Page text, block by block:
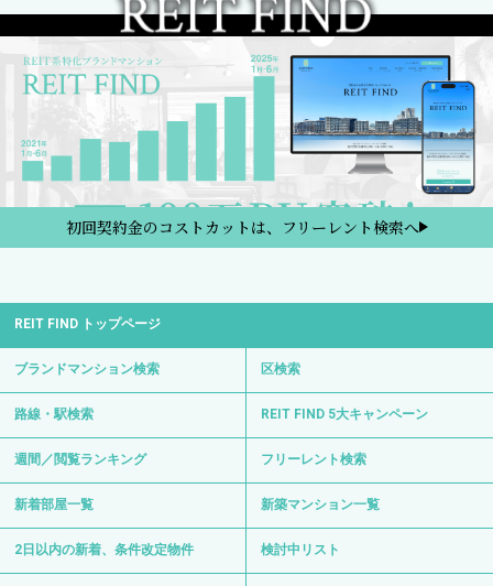
初回契約金のコストカットは、フリーレント検索へ
REIT FIND トップページ
ブランドマンション検索 区検索
路線・駅検索 REIT FIND 5大キャンペーン
週間／閲覧ランキング フリーレント検索
新着部屋一覧 新築マンション一覧
2日以内の新着、条件改定物件 検討中リスト